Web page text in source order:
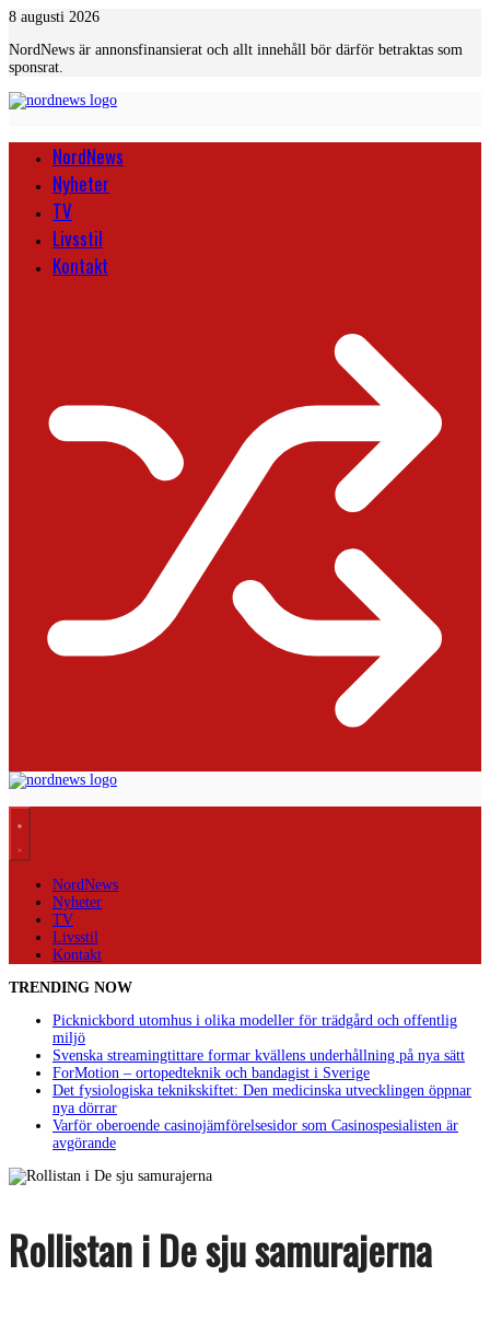
Skip
content
8 augusti 2026
NordNews är annonsfinansierat och allt innehåll bör därför betraktas som
sponsrat.
NordNews
Nyheter
TV
Livsstil
Kontakt
NordNews
Nyheter
TV
Livsstil
Kontakt
TRENDING NOW
Picknickbord utomhus i olika modeller för trädgård och offentlig
miljö
Svenska streamingtittare formar kvällens underhållning på nya sätt
ForMotion – ortopedteknik och bandagist i Sverige
Det fysiologiska teknikskiftet: Den medicinska utvecklingen öppnar
nya dörrar
Varför oberoende casinojämförelsesidor som Casinospesialisten är
avgörande
Rollistan i De sju samurajerna